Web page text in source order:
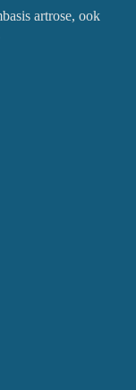
artrose, ook